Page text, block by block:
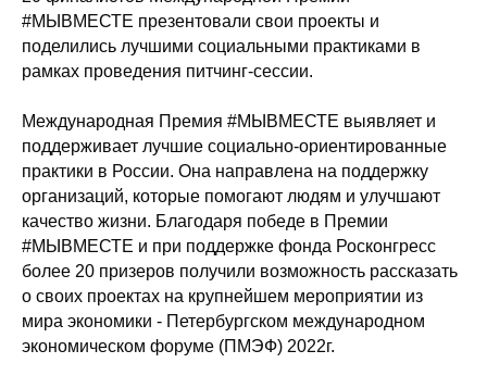
#МЫВМЕСТЕ презентовали свои проекты и
поделились лучшими социальными практиками в
рамках проведения питчинг-сессии.
Международная Премия #МЫВМЕСТЕ выявляет и
поддерживает лучшие социально-ориентированные
практики в России. Она направлена на поддержку
организаций, которые помогают людям и улучшают
качество жизни. Благодаря победе в Премии
#МЫВМЕСТЕ и при поддержке фонда Росконгресс
более 20 призеров получили возможность рассказать
о своих проектах на крупнейшем мероприятии из
мира экономики - Петербургском международном
экономическом форуме (ПМЭФ) 2022г.